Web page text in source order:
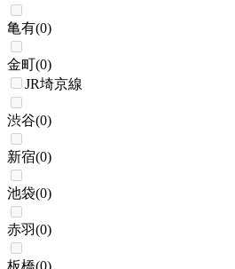
亀有(0)
金町(0)
JR埼京線
渋谷(0)
新宿(0)
池袋(0)
赤羽(0)